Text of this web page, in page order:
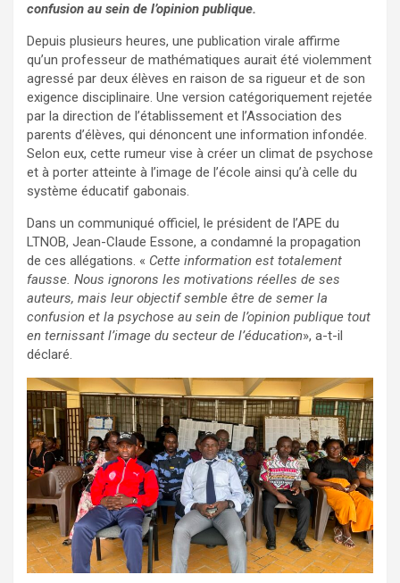
confusion au sein de l’opinion publique.
Depuis plusieurs heures, une publication virale affirme
qu’un professeur de mathématiques aurait été violemment
agressé par deux élèves en raison de sa rigueur et de son
exigence disciplinaire. Une version catégoriquement rejetée
par la direction de l’établissement et l’Association des
parents d’élèves, qui dénoncent une information infondée.
Selon eux, cette rumeur vise à créer un climat de psychose
et à porter atteinte à l’image de l’école ainsi qu’à celle du
système éducatif gabonais.
Dans un communiqué officiel, le président de l’APE du
LTNOB, Jean-Claude Essone, a condamné la propagation
de ces allégations. « Cette information est totalement
fausse. Nous ignorons les motivations réelles de ses
auteurs, mais leur objectif semble être de semer la
confusion et la psychose au sein de l’opinion publique tout
en ternissant l’image du secteur de l’éducation», a-t-il
déclaré.